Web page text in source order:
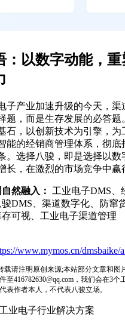
：以数字动能，
子产业加速升级的今天，渠
题，而是生存发展的必答题
石，以创新技术为引擎，为
能的经销商管理体系，彻底
。选择八骏，即是选择以数
长，在激烈的市场竞争中赢
然融入：
工业电子DMS、
DMS、渠道数字化、防窜
存可视、工业电子渠道管理
www.mymos.cn/dmsbaike/
载请注明原创来源;本站部分文章和图
至416782630@qq.com，我们会在3
表作者本人，不代表八骏立场。